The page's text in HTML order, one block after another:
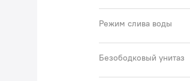
Режим слива воды
Безободковый унитаз